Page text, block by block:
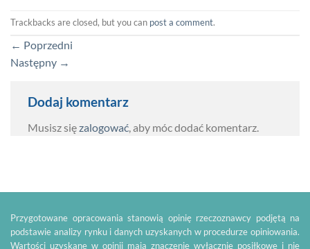
Trackbacks are closed, but you can post a comment.
← Poprzedni
Następny →
Dodaj komentarz
Musisz sięzalogować, aby móc dodać komentarz.
Przygotowane opracowania stanowią opinię rzeczoznawcy podjętą na
podstawie analizy rynku i danych uzyskanych w procedurze opiniowania.
Wartości uzyskane w opinii mają znaczenie wyłącznie posiłkowe i nie